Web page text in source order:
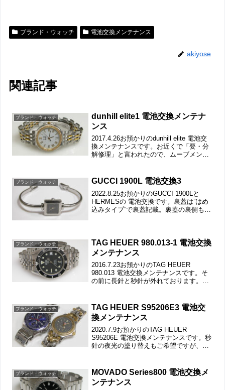
ブランド・ウォッチ 電池交換メンテナンス
akiyose
関連記事
ブランド・ウォッチ
dunhill elite1 電池交換メンテナ
ンス
2017.4.26お預かりのdunhill elite 電池交
換メンテナンスです。お近くで「要・分
解修理」と言われたので、ムーブメント
が、このパッキンは私では持っており...
ブランド・ウォッチ GUCCI 1900L 電池交換3
2022.8.25お預かりのGUCCI 1900Lと
HERMESの 電池交換です。裏蓋は”はめ
込みタイプ”で裏蓋記載。裏蓋の裏側もチ
を...
ブランド・ウォッチ
TAG HEUER 980.013-1 電池交換
メンテナンス
2016.7.23お預かりのTAG HEUER
980.013 電池交換メンテナンスです。そ
の前に長針と秒針が外れております。
垢バンドに三つ折れダブルロック。...
ブランド・ウォッチ
TAG HEUER S95206E3 電池交
換メンテナンス
2020.7.9お預かりのTAG HEUER
S95206E 電池交換メンテナンスです。秒
針の夜光の塗り替えもご希望ですが、現
2018年にもお預かりのTAG HEUER...
ブランド・ウォッチ
MOVADO Series800 電池交換メ
ンテナンス